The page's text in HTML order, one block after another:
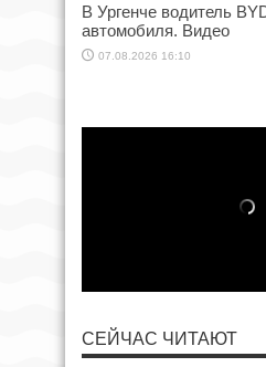
В Ургенче водитель
автомобиля. Видео
07.08.2026 16:10
СЕЙЧАС ЧИТАЮТ